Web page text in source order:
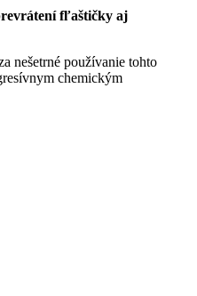
fľaštičky aj
nešetrné používanie tohto
chemickým